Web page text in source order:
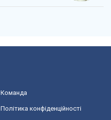
Команда
Політика конфіденційності